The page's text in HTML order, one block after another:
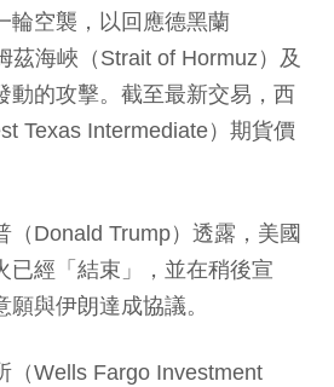
輪空襲，以回應德黑蘭
茲海峽（Strait of Hormuz）及
動的攻擊。截至最新交易，西
Texas Intermediate）期貨價
（Donald Trump）透露，美國
已經「結束」，並在稍後宣
與伊朗達成協議。
（Wells Fargo Investment